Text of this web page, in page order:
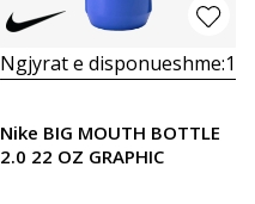
Ngjyrat e disponueshme:1
Nike BIG MOUTH BOTTLE
2.0 22 OZ GRAPHIC